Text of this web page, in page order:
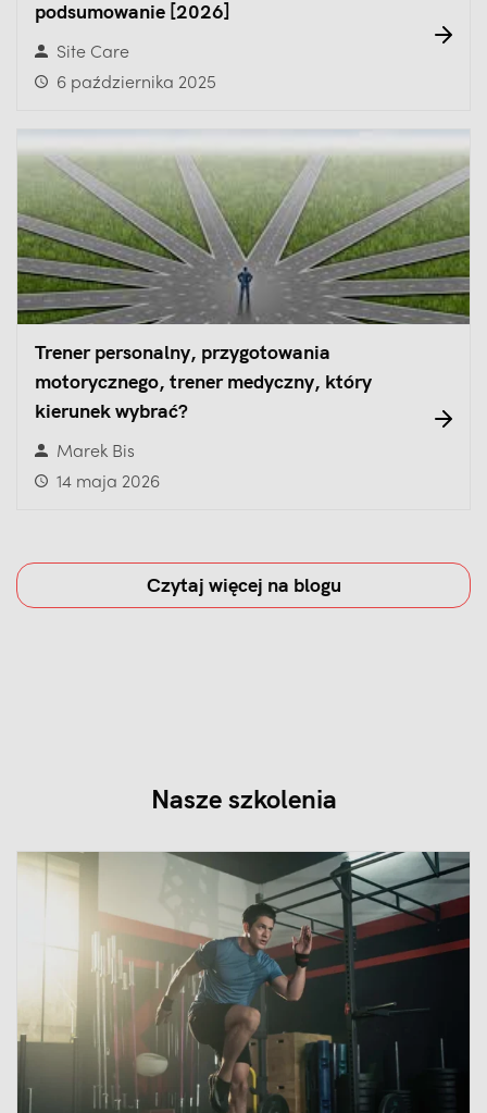
podsumowanie [2026]
Site Care
6 października 2025
Trener personalny, przygotowania
motorycznego, trener medyczny, który
kierunek wybrać?
Marek Bis
14 maja 2026
Czytaj więcej na blogu
Nasze szkolenia